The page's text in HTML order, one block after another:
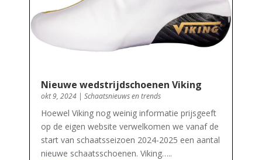
Nieuwe wedstrijdschoenen Viking
okt 9, 2024| Schaatsnieuws en trends
Hoewel Viking nog weinig informatie prijsgeeft
op de eigen website verwelkomen we vanaf de
start van schaatsseizoen 2024-2025 een aantal
nieuwe schaatsschoenen. Viking…..